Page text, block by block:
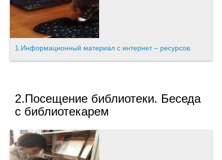
1.Информационный материал с интернет – ресурсов.
2.Посещение библиотеки. Беседа
с библиотекарем